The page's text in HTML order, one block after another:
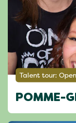
Talent tour:
POMME-